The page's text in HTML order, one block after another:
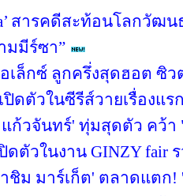
สารคดีสะท้อนโลกวัฒ
มมีร์ซา”
เล็กซ์ ลูกครึ่งสุดฮอต ซิว
เปิดตัวในซีรีส์วายเรื่องแร
ก้วจันทร์' ทุ่มสุดตัว คว้า
ดตัวในงาน GINZY fair
ชิม มาร์เก็ต' ตลาดแตก